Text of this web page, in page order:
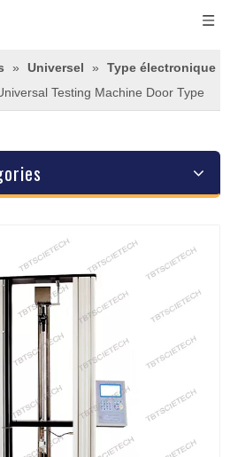
» Universel »
Type électronique
Testing Machine Door Type